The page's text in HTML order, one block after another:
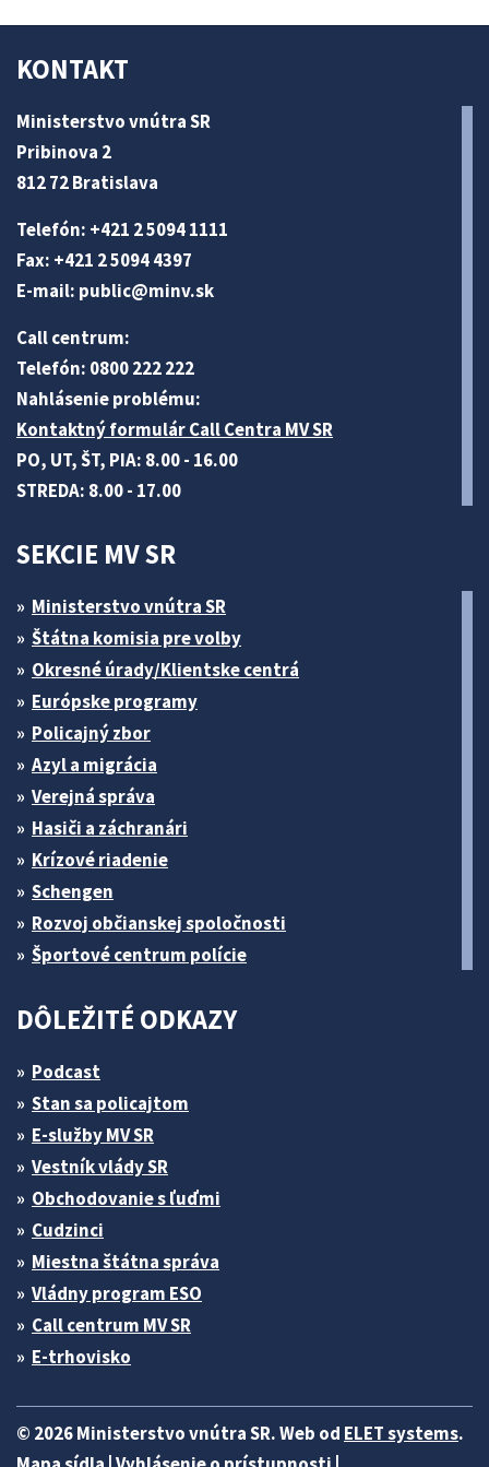
KONTAKT
Ministerstvo vnútra SR
Pribinova 2
812 72 Bratislava
Telefón: +421 2 5094 1111
Fax: +421 2 5094 4397
E-mail: public@minv.sk
Call centrum:
Telefón: 0800 222 222
Nahlásenie problému:
Kontaktný formulár Call Centra MV SR
PO, UT, ŠT, PIA: 8.00 - 16.00
STREDA: 8.00 - 17.00
SEKCIE MV SR
Ministerstvo vnútra SR
Štátna komisia pre volby
Okresné úrady/Klientske centrá
Európske programy
Policajný zbor
Azyl a migrácia
Verejná správa
Hasiči a záchranári
Krízové riadenie
Schengen
Rozvoj občianskej spoločnosti
Športové centrum polície
DÔLEŽITÉ ODKAZY
Podcast
Stan sa policajtom
E-služby MV SR
Vestník vlády SR
Obchodovanie s ľuďmi
Cudzinci
Miestna štátna správa
Vládny program ESO
Call centrum MV SR
E-trhovisko
© 2026 Ministerstvo vnútra SR. Web od ELET systems.